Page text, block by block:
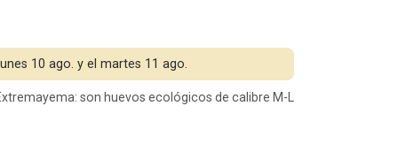
10 ago. y el martes 11 ago.
son huevos ecológicos de calibre M-L